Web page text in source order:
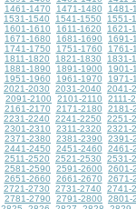
1461-1470 1471-1480
1481-
1531-1540 1541-1550
1551-
1601-1610 1611-1620
1621-
1671-1680 1681-1690
1691-
1741-1750 1751-1760
1761-
1811-1820 1821-1830
1831-
1881-1890 1891-1900
1901-
1951-1960 1961-1970
1971-
2021-2030 2031-2040
2041-
2091-2100 2101-2110
2111-
2161-2170 2171-2180
2181-
2231-2240 2241-2250
2251-
2301-2310 2311-2320
2321-
2371-2380 2381-2390
2391-
2441-2450 2451-2460
2461-
2511-2520 2521-2530
2531-
2581-2590 2591-2600
2601-
2651-2660 2661-2670
2671-
2721-2730 2731-2740
2741-
2781-2790 2791-2800
2801-